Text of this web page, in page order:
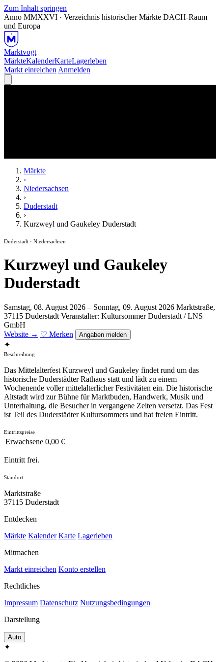
Zum Inhalt springen
Anno MMXXVI · Verzeichnis historischer Märkte DACH-Raum
und Europa
Marktvogt
MärkteKalenderKarteLagerleben
Markt einreichen Anmelden
Märkte
›
Niedersachsen
›
Duderstadt
›
Kurzweyl und Gaukeley Duderstadt
Duderstadt · Niedersachsen
Kurzweyl und Gaukeley
Duderstadt
Samstag, 08. August 2026 – Sonntag, 09. August 2026 Marktstraße,
37115 Duderstadt Veranstalter: Kultursommer Duderstadt / LNS
GmbH
Website → ♡ Merken Angaben melden
✦
Beschreibung
Das Mittelalterfest Kurzweyl und Gaukeley findet rund um das
historische Duderstädter Rathaus statt und lädt zu einem
Wochenende voller mittelalterlicher Festivitäten ein. Die historische
Altstadt wird zur Bühne für Marktbuden, Handwerk, Musik und
Unterhaltung, die Besucher in vergangene Zeiten versetzt. Das Fest
ist Teil des Duderstädter Kultursommers und hat freien Eintritt.
Eintrittspreise
Erwachsene 0,00 €
Eintritt frei.
Standort
Marktstraße
37115 Duderstadt
Entdecken
Märkte Kalender Karte Lagerleben
Mitmachen
Markt einreichen Konto erstellen
Rechtliches
Impressum Datenschutz Nutzungsbedingungen
Darstellung
Auto
✦